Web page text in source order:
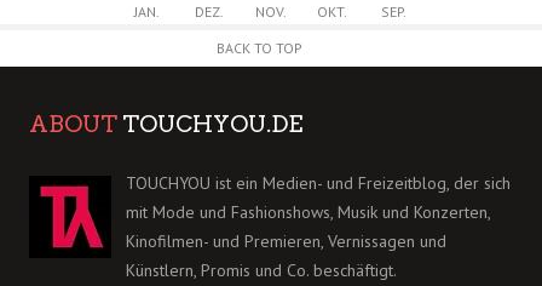
JAN. DEZ. NOV. OKT.
SEP.
BACK TO TOP
ABOUT TOUCHYOU.DE
TOUCHYOU ist ein Medien- und Freizeitblog, der sich
mit Mode und Fashionshows, Musik und Konzerten,
Kinofilmen- und Premieren, Vernissagen und
Künstlern, Promis und Co. beschäftigt.